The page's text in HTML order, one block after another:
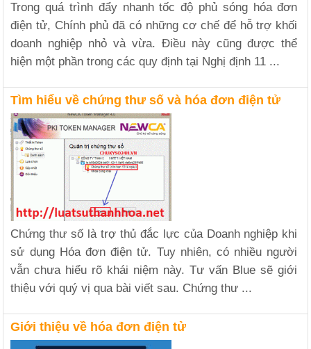
Trong quá trình đẩy nhanh tốc độ phủ sóng hóa đơn
điện tử, Chính phủ đã có những cơ chế để hỗ trợ khối
doanh nghiệp nhỏ và vừa. Điều này cũng được thể
hiện một phần trong các quy định tại Nghị định 11 ...
Tìm hiểu về chứng thư số và hóa đơn điện tử
Chứng thư số là trợ thủ đắc lực của Doanh nghiệp khi
sử dụng Hóa đơn điện tử. Tuy nhiên, có nhiều người
vẫn chưa hiểu rõ khái niệm này. Tư vấn Blue sẽ giới
thiệu với quý vị qua bài viết sau. Chứng thư ...
Giới thiệu về hóa đơn điện tử